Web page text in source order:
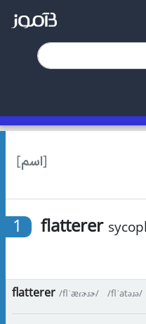
[اسم]
1 flatterer
flatterer /flˈæɾɚɹɚ/ /flˈatəɹə/